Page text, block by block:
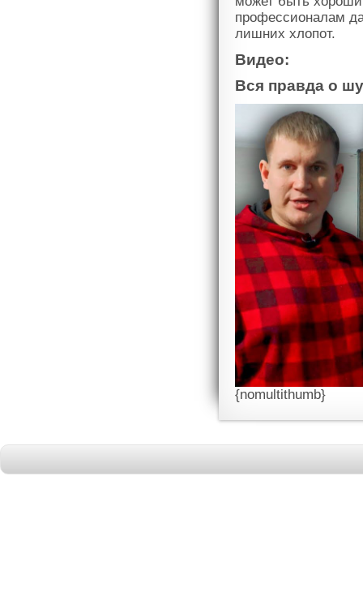
профессионалам
лишних хлопот.
Видео:
Вся правда о
{nomultithumb}